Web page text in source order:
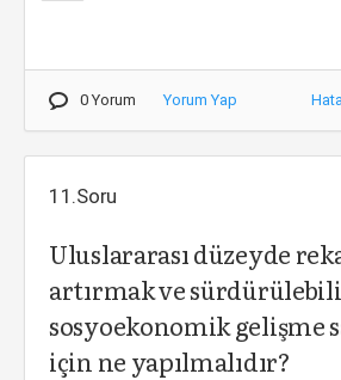
0 Yorum Yorum Yap
11.Soru
Uluslararası düzeyde
artırmak ve
sosyoekonomik gelişme
için ne yapılmalıdır?